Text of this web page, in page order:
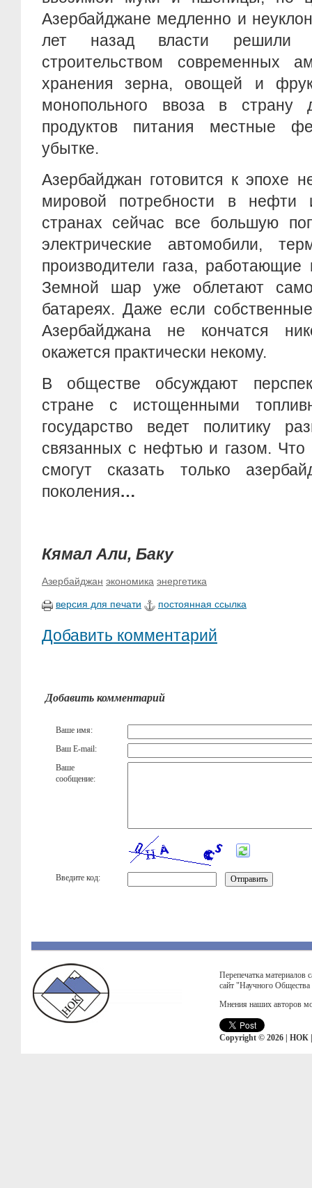
Азербайджане медленно и
лет назад власти решили
строительством современных
хранения зерна, овощей и
монопольного ввоза в страну
продуктов питания местные
убытке.
Азербайджан готовится к эпохе
мировой потребности в нефти
странах сейчас все большую
электрические автомобили,
производители газа,
Земной шар уже облетают
батареях. Даже если
Азербайджана не кончатся
окажется практически некому.
В обществе обсуждают
стране с истощенными
государство ведет политику
связанных с нефтью и газом. Что
смогут сказать только
поколения…
Кямал Али, Баку
Азербайджан экономика энергетика
версия для печати постоянная ссылка
Добавить комментарий
Добавить комментарий
Ваше имя:
Ваш E-mail:
Ваше
сообщение:
Введите код:
Перепечатка материалов
сайт "Научного
Мнения наших авторов
Copyright © 2026 | НОК